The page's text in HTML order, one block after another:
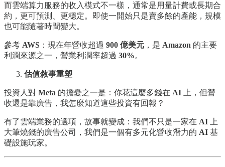
而雲端算力服務的收入模式不一樣，通常是用量計費或長期合
約，更可預測、更穩定。即使一開始只是賣多餘的產能，規模
也可能隨著時間變大。
參考 AWS ：現在年營收超過 900 億美元 ，是 Amazon 的主要
利潤來源之一，營業利潤率超過 30%。
估值敘事重塑
投資人對 Meta 的擔憂之一是：你花這麼多錢在 AI 上，但營
收還是靠廣告，我怎麼知道這些投資有回報？
有了雲端業務的選項，故事就變成：我們不只是一家在 AI 上
大筆燒錢的廣告公司，我們是一個有多元化營收潛力的 AI 基
礎設施玩家。